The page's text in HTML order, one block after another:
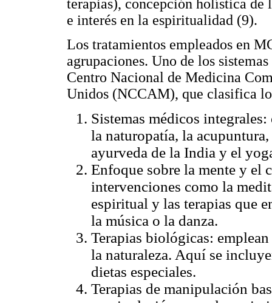
terapias), concepción holística de
e interés en la espiritualidad (9).
Los tratamientos empleados en
agrupaciones. Uno de los
Centro Nacional de Medicina
Unidos (NCCAM), que clasifica
Sistemas médicos
la naturopatía, la
ayurveda de la India y el
Enfoque sobre la mente y el
intervenciones como la
espiritual y las terapias que
la música o la danza.
Terapias biológicas:
la naturaleza. Aquí se
dietas especiales.
Terapias de manipulación